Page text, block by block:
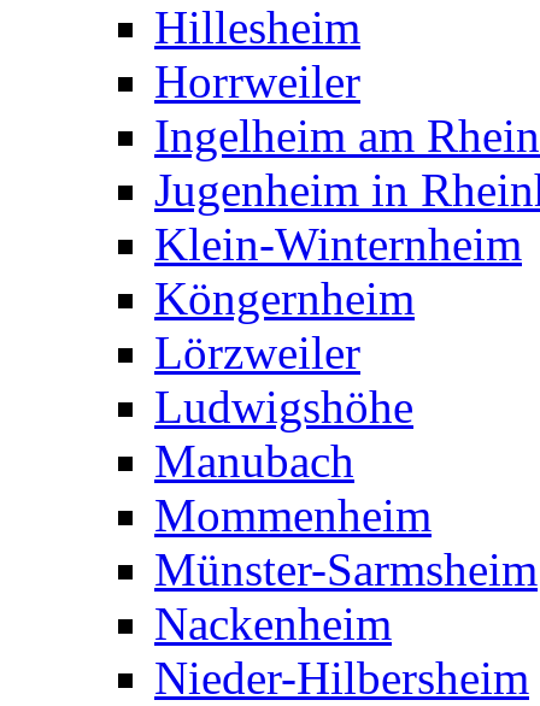
Hillesheim
Horrweiler
Ingelheim am Rhein
Jugenheim in
Klein-Winternheim
Köngernheim
Lörzweiler
Ludwigshöhe
Manubach
Mommenheim
Münster-Sarmsheim
Nackenheim
Nieder-Hilbersheim